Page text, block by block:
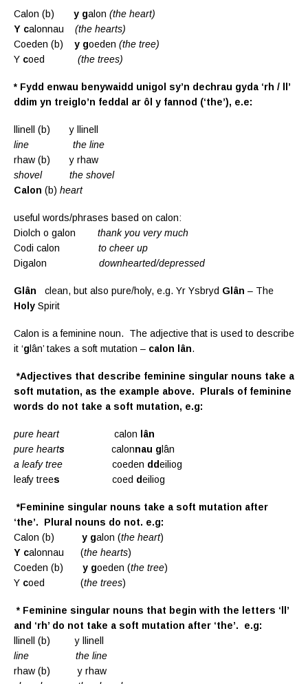
Calon (b) y galon (the heart)
Y calonnau (the hearts)
Coeden (b) y goeden (the tree)
Y coed (the trees)
* Fydd enwau benywaidd unigol sy’n dechrau gyda ‘rh / ll’
ddim yn treiglo’n feddal ar ôl y fannod (‘the’), e.e:
llinell (b) y llinell
line the line
rhaw (b) y rhaw
shovel the shovel
Calon (b) heart
useful words/phrases based on calon:
Diolch o galon thank you very much
Codi calon to cheer up
Digalon downhearted/depressed
Glân clean, but also pure/holy, e.g. Yr Ysbryd Glân – The
Holy Spirit
Calon is a feminine noun. The adjective that is used to describe
it ‘glân’ takes a soft mutation – calon lân.
*Adjectives that describe feminine singular nouns take a
soft mutation, as the example above. Plurals of feminine
words do not take a soft mutation, e.g:
pure heart calon lân
pure hearts calonnau glân
a leafy tree coeden ddeiliog
leafy trees coed deiliog
*Feminine singular nouns take a soft mutation after
‘the’. Plural nouns do not. e.g:
Calon (b) y galon (the heart)
Y calonnau (the hearts)
Coeden (b) y goeden (the tree)
Y coed (the trees)
* Feminine singular nouns that begin with the letters ‘ll’
and ‘rh’ do not take a soft mutation after ‘the’. e.g:
llinell (b) y llinell
line the line
rhaw (b) y rhaw